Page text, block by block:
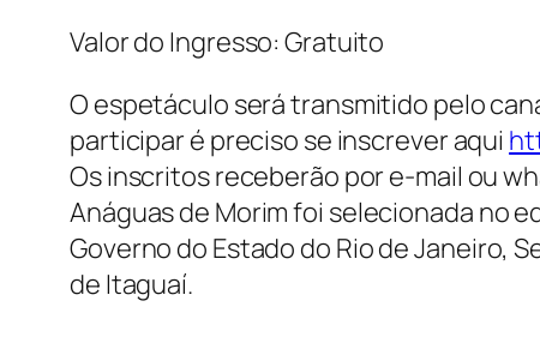
Valor do Ingresso: Gratuito
O espetáculo será transmitido pelo
participar é preciso se inscrever aqui
Os inscritos receberão por e-mail ou
Anáguas de Morim foi selecionada no
Governo do Estado do Rio de Janeiro,
de Itaguaí.